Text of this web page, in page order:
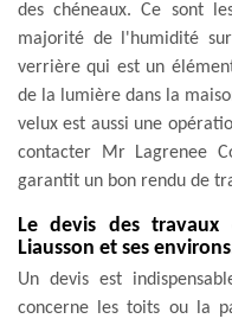
des chéneaux. Ce sont
majorité de l'humidité
verrière qui est un
de la lumière dans la
velux est aussi une
contacter Mr Lagrenee
garantit un bon rendu de
Le devis des
Liausson et ses
Un devis est
concerne les toits ou la